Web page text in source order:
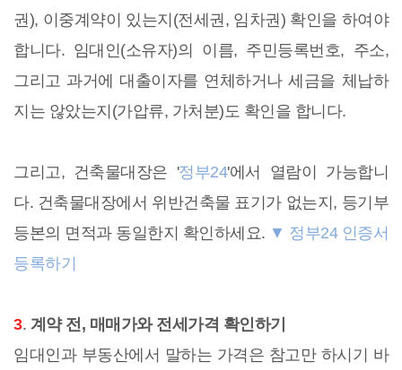
권), 이중계약이 있는지(전세권, 임차권) 확인을 하여야
합니다. 임대인(소유자)의 이름, 주민등록번호, 주소,
그리고 과거에 대출이자를 연체하거나 세금을 체납하
지는 않았는지(가압류, 가처분)도 확인을 합니다.
그리고, 건축물대장은 '정부24'에서 열람이 가능합니
다. 건축물대장에서 위반건축물 표기가 없는지, 등기부
등본의 면적과 동일한지 확인하세요. ▼ 정부24 인증서
등록하기
3. 계약 전, 매매가와 전세가격 확인하기
임대인과 부동산에서 말하는 가격은 참고만 하시기 바